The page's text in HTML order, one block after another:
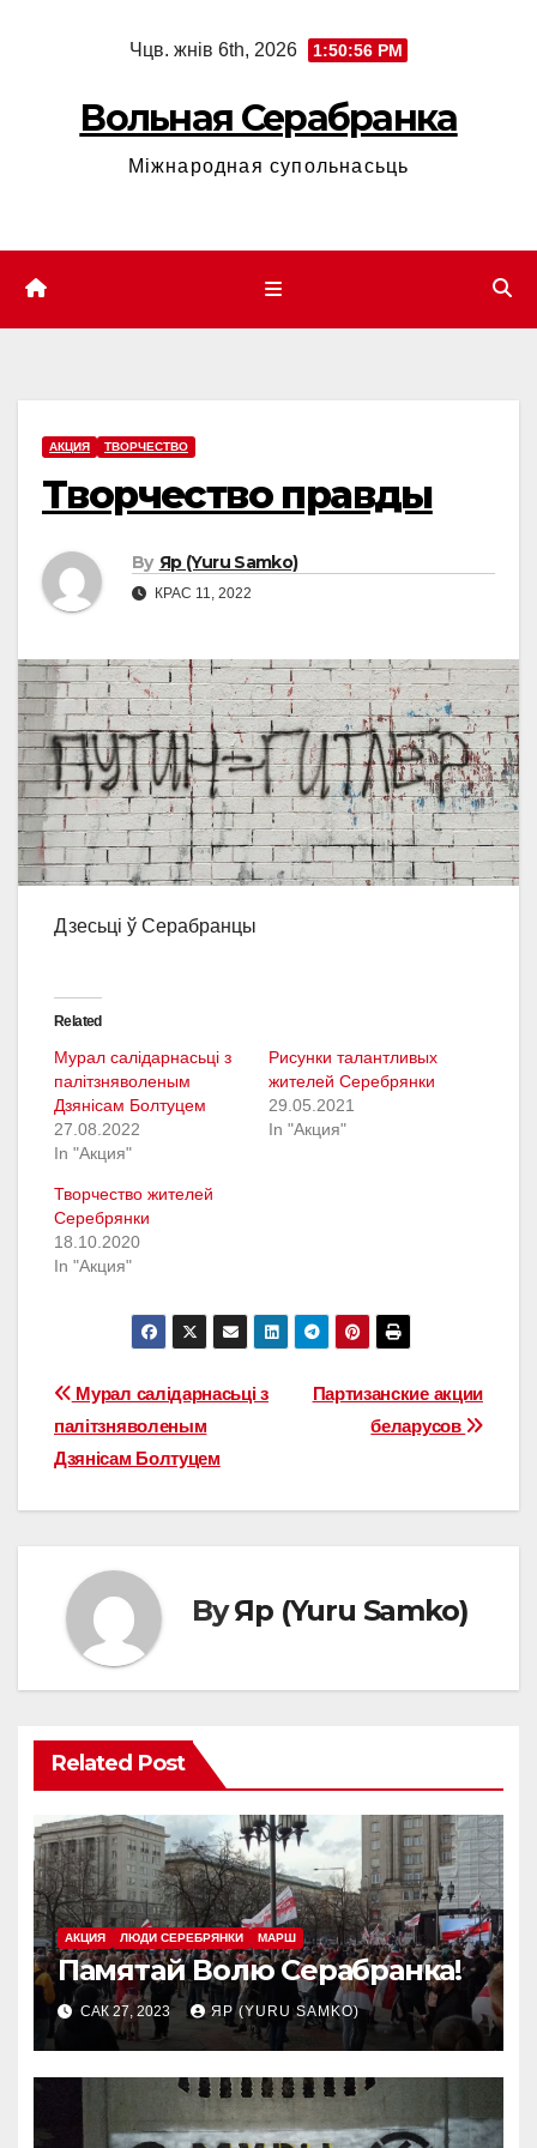
Чцв. жнів 6th, 2026 1:50:56 PM
Вольная Серабранка
Міжнародная супольнасьць
АКЦИЯ ТВОРЧЕСТВО
Творчество правды
By Яр (Yuru Samko)
КРАС 11, 2022
Дзесьці ў Серабранцы
Related
Мурал салідарнасьці з
палітзняволеным
Дзянісам Болтуцем
27.08.2022
In "Акция"
Рисунки талантливых
жителей Серебрянки
29.05.2021
In "Акция"
Творчество жителей
Серебрянки
18.10.2020
In "Акция"
Навігацыя
па
запісах
Партизанские акции
беларусов
Мурал салідарнасьці з
палітзняволеным
Дзянісам Болтуцем
ByЯр (Yuru Samko)
Related Post
АКЦИЯ ЛЮДИ СЕРЕБРЯНКИ МАРШ
Памятай Волю Серабранка!
САК 27, 2023 ЯР (YURU SAMKO)